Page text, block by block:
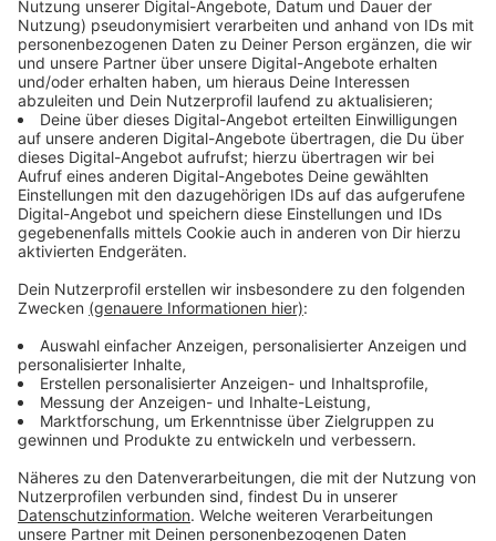
das teilweise über Drehleitern und unter Atemschutz
tun. Das Löschboot derFeuerwehrhat dabei die
Wasserversorgung aus dem Hafenbecken
sichergestellt.
Anzeige
Keine Verletzten
Anzeige
Feuerwehr. Die Polizei ermittelt jetzt die
Brandursache.
Anzeige
Weitere Infos und Links zum Thema: